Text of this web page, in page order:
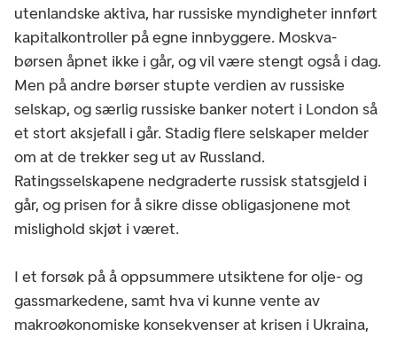
utenlandske aktiva, har russiske myndigheter innført
kapitalkontroller på egne innbyggere. Moskva-
børsen åpnet ikke i går, og vil være stengt også i dag.
Men på andre børser stupte verdien av russiske
selskap, og særlig russiske banker notert i London så
et stort aksjefall i går. Stadig flere selskaper melder
om at de trekker seg ut av Russland.
Ratingsselskapene nedgraderte russisk statsgjeld i
går, og prisen for å sikre disse obligasjonene mot
mislighold skjøt i været.
I et forsøk på å oppsummere utsiktene for olje- og
gassmarkedene, samt hva vi kunne vente av
makroøkonomiske konsekvenser at krisen i Ukraina,